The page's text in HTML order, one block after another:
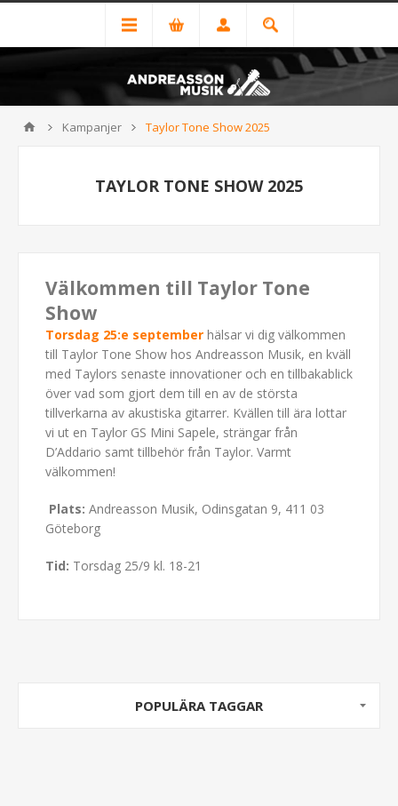
Kampanjer Taylor Tone Show 2025
TAYLOR TONE SHOW 2025
Välkommen till Taylor Tone
Show
Torsdag 25:e september hälsar vi dig välkommen
till Taylor Tone Show hos Andreasson Musik, en kväll
med Taylors senaste innovationer och en tillbakablick
över vad som gjort dem till en av de största
tillverkarna av akustiska gitarrer. Kvällen till ära lottar
vi ut en Taylor GS Mini Sapele, strängar från
D’Addario samt tillbehör från Taylor. Varmt
välkommen!
Plats: Andreasson Musik, Odinsgatan 9, 411 03
Göteborg
Tid: Torsdag 25/9 kl. 18-21
POPULÄRA TAGGAR